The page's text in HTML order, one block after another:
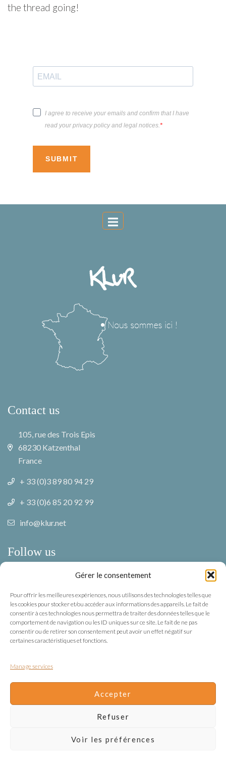
Gérer le consentement
Pour offrir les meilleures expériences, nous utilisons des technologies telles que
les cookies pour stocker et/ou accéder aux informations des appareils. Le fait de
consentir à ces technologies nous permettra de traiter des données telles que le
comportement de navigation ou les ID uniques sur ce site. Le fait de ne pas
consentir ou de retirer son consentement peut avoir un effet négatif sur
certaines caractéristiques et fonctions.
Manage services
Accepter
Refuser
Voir les préférences
the thread going!
I agree to receive your emails and confirm that I have
read your privacy policy and legal notices.
SUBMIT
Contact us
105, rue des Trois Epis
68230 Katzenthal
France
+ 33 (0)3 89 80 94 29
+ 33 (0)6 85 20 92 99
info@klur.net
Follow us
Instagram
Terms of use
Terms of use